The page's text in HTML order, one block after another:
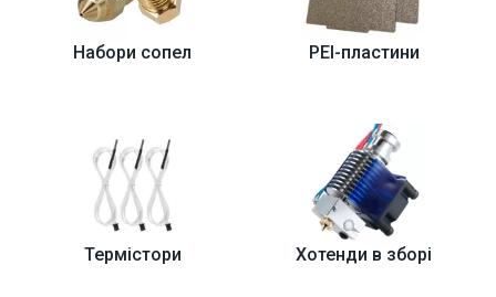
Набори сопел PEI-пластини
Термістори Хотенди в зборі